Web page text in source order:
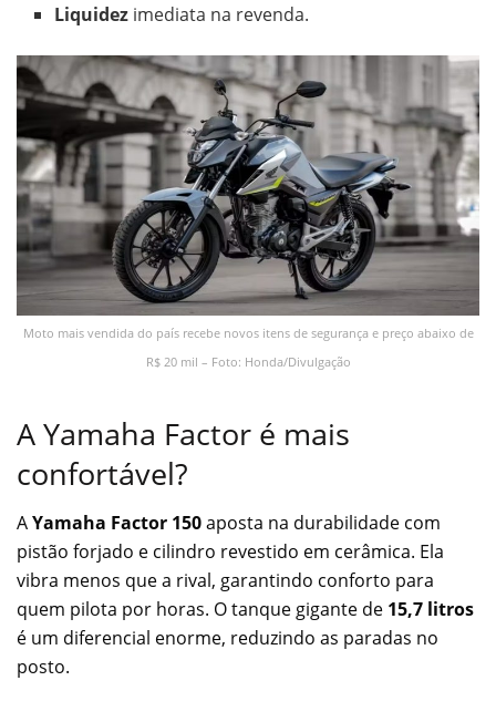
Liquidez imediata na revenda.
Moto mais vendida do país recebe novos itens de segurança e preço abaixo de
R$ 20 mil – Foto: Honda/Divulgação
A Yamaha Factor é mais
confortável?
AYamaha Factor 150aposta na durabilidade com
pistão forjado e cilindro revestido em cerâmica. Ela
vibra menos que a rival, garantindo conforto para
quem pilota por horas. O tanque gigante de 15,7 litros
é um diferencial enorme, reduzindo as paradas no
posto.